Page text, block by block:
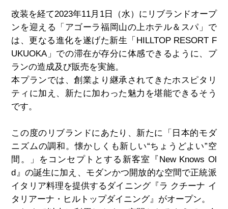
改装を経て2023年11月 1日（水）にリブランドオープ
ンを迎える「アゴーラ福岡山の上ホテル＆スパ」で
は、更なる進化を遂げた新生「 HILLTOP RESORT F
UKUOKA」での滞在が存分に体感できるように、プ
ランの造成及び販売を実施。
本プランでは、創業より継承されてきたホスピタリ
ティに加え、新たに加わった魅力を堪能できるそう
です。
この度のリブランドにあたり、新たに「日本的モダ
ニズムの調和。懐かしくも新しい“ちょうどよい”空
間。」をコンセプトとする新客室『New Knows Ol
d』の誕生に加え、モダンかつ開放的な空間で正統派
イタリア料理を提供するダイニング『ラ クチーナ イ
タリアーナ・ヒルトップダイニング』がオープン。